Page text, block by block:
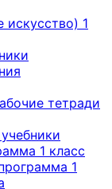
искусство) 1
тетради
1 класс
1